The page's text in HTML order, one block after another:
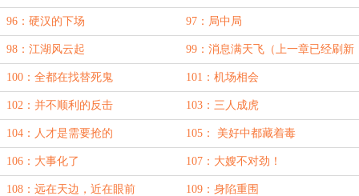
96：硬汉的下场 97：局中局
98：江湖风云起 99：消息满天飞（上一章已经刷新
出来，没看到的大佬们看一眼目
录！）
100：全都在找替死鬼 101：机场相会
102：并不顺利的反击 103：三人成虎
104：人才是需要抢的 105： 美好中都藏着毒
106：大事化了 107：大嫂不对劲！
108：远在天边，近在眼前 109：身陷重围